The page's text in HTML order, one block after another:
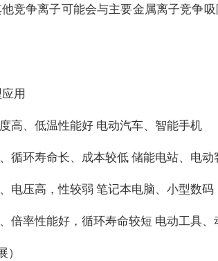
竞争离子可能会与主要金属离子竞争
用
高、低温性能好 电动汽车、智能手机
循环寿命长、成本较低 储能电站、电动
电压高，性较弱 笔记本电脑、小型数码
倍率性能好，循环寿命较短 电动工具、